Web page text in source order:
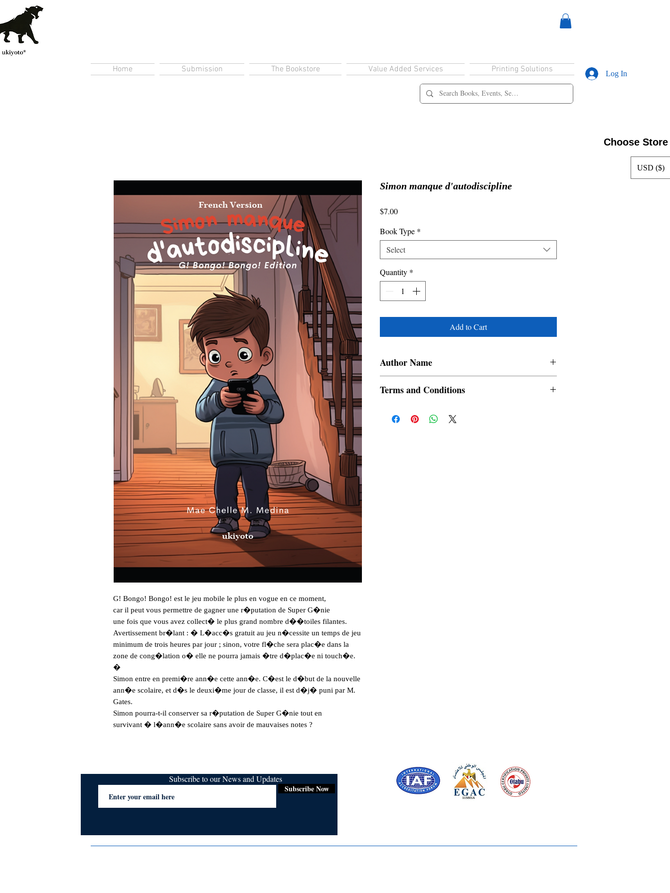
Home Submission The Bookstore Value Added Services Printing Solutions Log In
G! Bongo! Bongo! est le jeu mobile le plus en vogue en ce moment,
car il peut vous permettre de gagner une r�putation de Super G�nie
une fois que vous avez collect� le plus grand nombre d��toiles filantes.
Avertissement br�lant : � L�acc�s gratuit au jeu n�cessite un temps de jeu
minimum de trois heures par jour ; sinon, votre fl�che sera plac�e dans la
zone de cong�lation o� elle ne pourra jamais �tre d�plac�e ni touch�e.
�
Simon entre en premi�re ann�e cette ann�e. C�est le d�but de la nouvelle
ann�e scolaire, et d�s le deuxi�me jour de classe, il est d�j� puni par M.
Gates.
Simon pourra-t-il conserver sa r�putation de Super G�nie tout en
survivant � l�ann�e scolaire sans avoir de mauvaises notes ?
Simon manque d'autodiscipline
$7.00Price
Book Type *
Select
Quantity *
Add to Cart
Author Name
Terms and Conditions
USD ($)
Choose
Subscribe Now
Subscribe to our News and Updates